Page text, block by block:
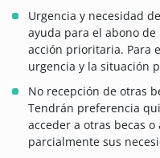
Urgencia y necesidad
ayuda para el abono
acción prioritaria. Para
urgencia y la situación
No recepción de otras
Tendrán preferencia
acceder a otras becas
parcialmente sus